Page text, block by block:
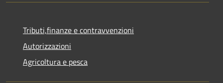
Tributi,finanze e contravvenzioni
Autorizzazioni
Agricoltura e pesca